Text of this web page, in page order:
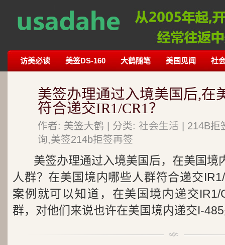
访美必读 美签DS-160 大鹤随笔 美国见闻 社
美签办理通过入境美国后,在
符合递交IR1/CR1？
作者: 美签大鹤 | 分类: 社会生活 | 214B
询,美签214b拒签再签
美签办理通过入境美国后，在美国境
人群？在美国境内哪些人群符合递交
案例就可以知道，在美国境内递交
群，对他们来说也许在美国境内递交I-